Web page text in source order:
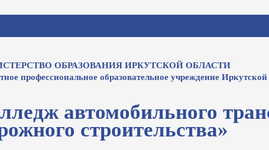
ОБРАЗОВАНИЯ ИРКУТСКОЙ ОБЛАСТИ
профессиональное образовательное учреждение Иркутской
автомобильного
строительства»